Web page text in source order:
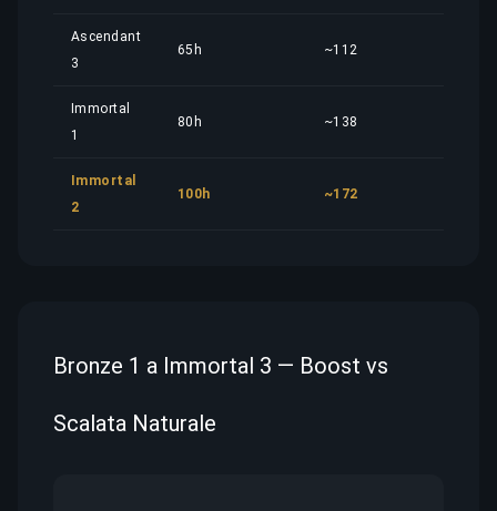
Ascendant
3
65h ~112
Immortal
1
80h ~138
Immortal
2
100h ~172
Bronze 1 a Immortal 3 — Boost vs
Scalata Naturale